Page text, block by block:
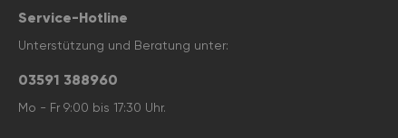
Service-Hotline
Unterstützung und Beratung unter:
03591 388960
Mo - Fr 9:00 bis 17:30 Uhr.